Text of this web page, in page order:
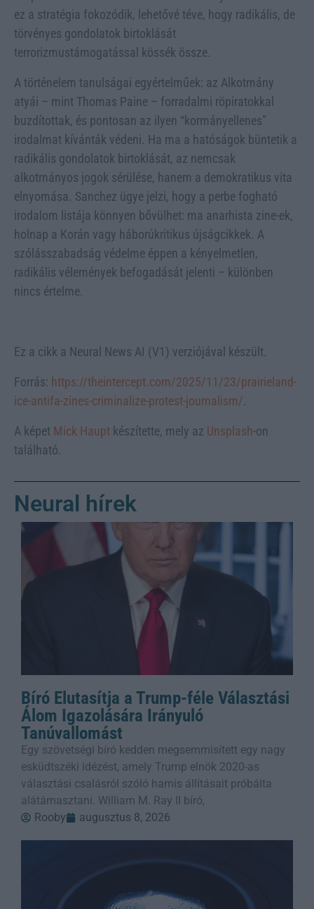
ez a stratégia fokozódik, lehetővé téve, hogy radikális, de
törvényes gondolatok birtoklását
terrorizmustámogatással kössék össze.
A történelem tanulságai egyértelműek: az Alkotmány
atyái – mint Thomas Paine – forradalmi röpiratokkal
buzdítottak, és pontosan az ilyen “kormányellenes”
irodalmat kívánták védeni. Ha ma a hatóságok büntetik a
radikális gondolatok birtoklását, az nemcsak
alkotmányos jogok sérülése, hanem a demokratikus vita
elnyomása. Sanchez ügye jelzi, hogy a perbe fogható
irodalom listája könnyen bővülhet: ma anarhista zine-ek,
holnap a Korán vagy háborúkritikus újságcikkek. A
szólásszabadság védelme éppen a kényelmetlen,
radikális vélemények befogadását jelenti – különben
nincs értelme.
Ez a cikk a Neural News AI (V1) verziójával készült.
Forrás: https://theintercept.com/2025/11/23/prairieland-
ice-antifa-zines-criminalize-protest-journalism/.
A képet Mick Haupt készítette, mely az Unsplash-on
található.
Neural hírek
Bíró Elutasítja a Trump-féle Választási
Álom Igazolására Irányuló
Tanúvallomást
Egy szövetségi bíró kedden megsemmisített egy nagy
esküdtszéki idézést, amely Trump elnök 2020-as
választási csalásról szóló hamis állításait próbálta
alátámasztani. William M. Ray II bíró,
Rooby
augusztus 8, 2026